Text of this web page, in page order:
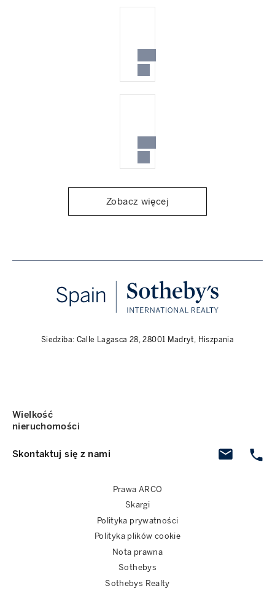
Zobacz więcej
Siedziba: Calle Lagasca 28, 28001 Madryt, Hiszpania
Skontaktuj się z nami
Wielkość
nieruchomości
Prawa ARCO
Skargi
Polityka prywatności
Polityka plików cookie
Nota prawna
Sothebys
Sothebys Realty